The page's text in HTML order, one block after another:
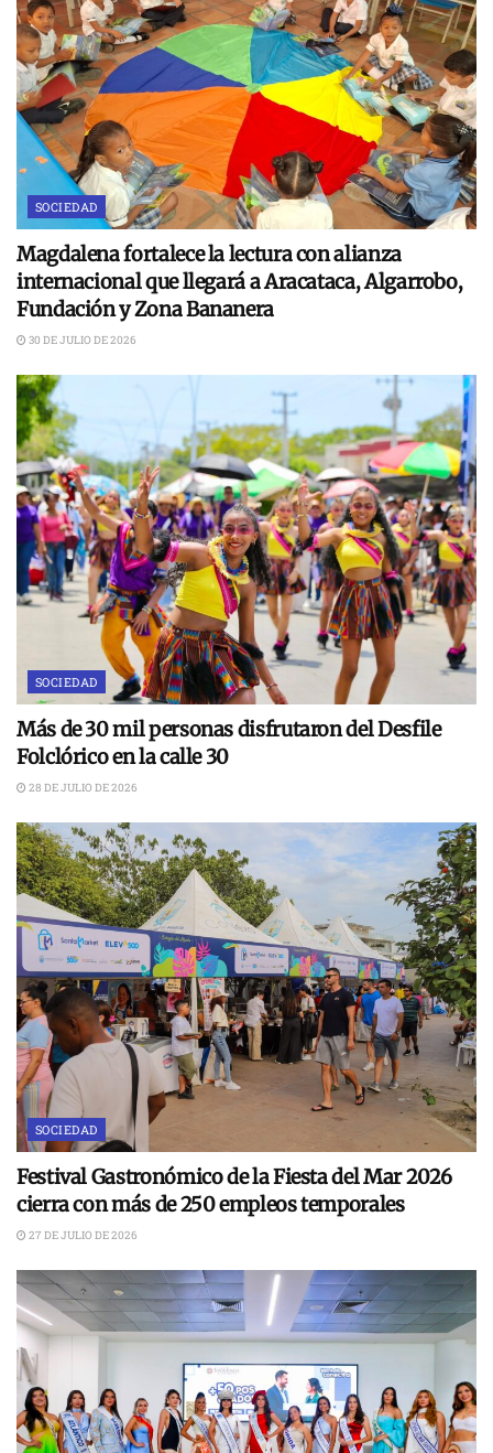
SOCIEDAD
Magdalena fortalece la lectura con alianza
internacional que llegará a Aracataca, Algarrobo,
Fundación y Zona Bananera
30 DE JULIO DE 2026
SOCIEDAD
Más de 30 mil personas disfrutaron del Desfile
Folclórico en la calle 30
28 DE JULIO DE 2026
SOCIEDAD
Festival Gastronómico de la Fiesta del Mar 2026
cierra con más de 250 empleos temporales
27 DE JULIO DE 2026